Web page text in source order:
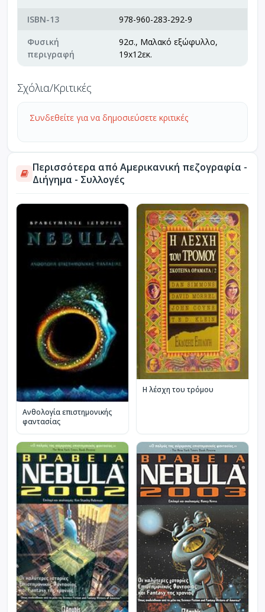
ISBN-13
978-960-283-292-9
Φυσική
περιγραφή
92σ., Μαλακό εξώφυλλο,
19x12εκ.
Σχόλια/Κριτικές
Συνδεθείτε για να δημοσιεύσετε κριτικές
Περισσότερα από Αμερικανική πεζογραφία -
Διήγημα - Συλλογές
Ανθολογία επιστημονικής
φαντασίας
Η λέσχη του τρόμου